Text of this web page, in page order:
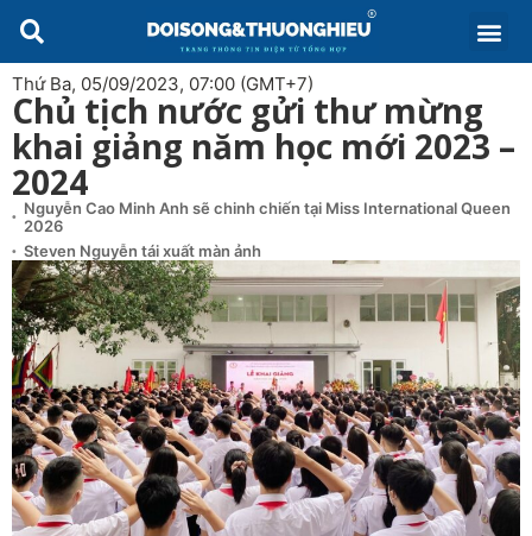
Thứ Ba, 05/09/2023, 07:00 (GMT+7)
Chủ tịch nước gửi thư mừng
khai giảng năm học mới 2023 –
2024
Nguyễn Cao Minh Anh sẽ chinh chiến tại Miss International Queen
2026
Steven Nguyễn tái xuất màn ảnh